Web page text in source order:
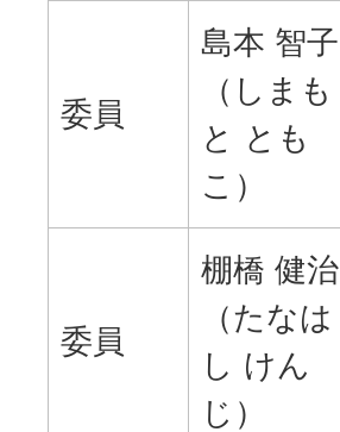
委員
島本 智子
（しまも
と とも
こ）
委員
棚橋 健治
（たなは
し けん
じ）